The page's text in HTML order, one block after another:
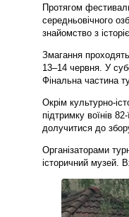
Протягом
середньовічного
знайомство з
Змагання
13–14 червня. У
Фінальна частина
Окрім культурно-
підтримку воїнів
долучитися до
Організаторами
історичний музей.